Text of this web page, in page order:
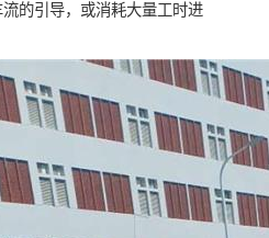
的引导，或消耗大量工时进